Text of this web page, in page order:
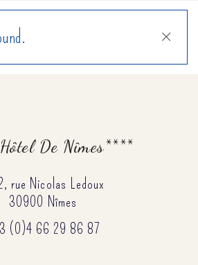
Close
De Nîmes****
rue Nicolas Ledoux
30900 Nîmes
(0)4 66 29 86 87